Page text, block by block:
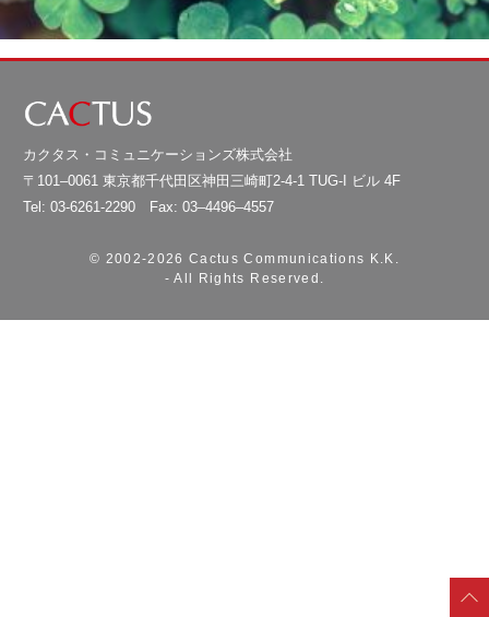
カクタス・コミュニケーションズ株式会社
〒101–0061 東京都千代田区神田三崎町2-4-1 TUG-I ビル 4F
Tel: 03-6261-2290 Fax: 03–4496–4557
© 2002-2026 Cactus Communications K.K.
- All Rights Reserved.